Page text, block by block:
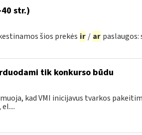
str.)
šios prekės ir / ar paslaugos:
tik konkurso būdu
kad VMI inicijavus tvarkos